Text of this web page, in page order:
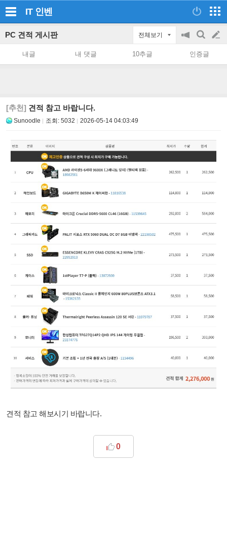
IT 인벤
PC 견적 게시판 전체보기
공
on/off
검
색
글
쓰
내글 내 댓글 10추글 인증글
[추천] 견적 참고 바랍니다.
Sunoodle 조회: 5032 2026-05-14 04:03:49
견적 참고 해보시기 바랍니다.
0